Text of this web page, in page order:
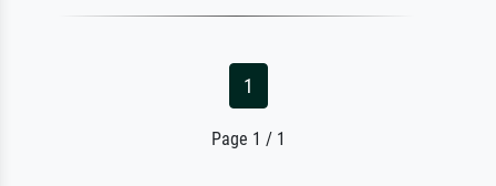
1
Page 1 / 1